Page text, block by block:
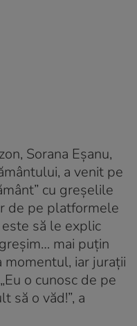
Sorana Eșanu,
a venit pe
cu greșelile
de pe platformele
este să le explic
mai puțin
momentul, iar jurații
o cunosc de pe
să o văd!”, a